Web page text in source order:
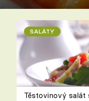
SALÁTY
Těstovinový salát